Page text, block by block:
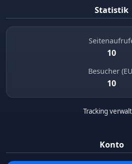
Statistik
10
Besucher
10
Tracking
Konto